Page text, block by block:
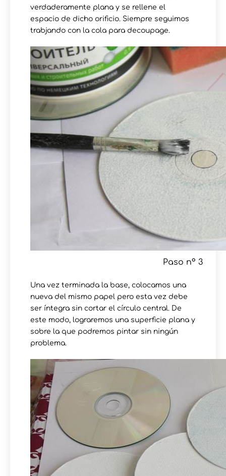
verdaderamente plana y se rellene el
espacio de dicho orificio. Siempre seguimos
trabjando con la cola para decoupage.
Paso nº 3
Una vez terminada la base, colocamos una
nueva del mismo papel pero esta vez debe
ser íntegra sin cortar el círculo central. De
este modo, lograremos una superficie plana y
sobre la que podremos pintar sin ningún
problema.